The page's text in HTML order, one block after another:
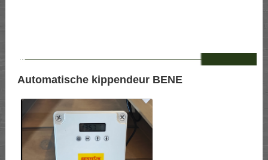
--
Automatische kippendeur BENE